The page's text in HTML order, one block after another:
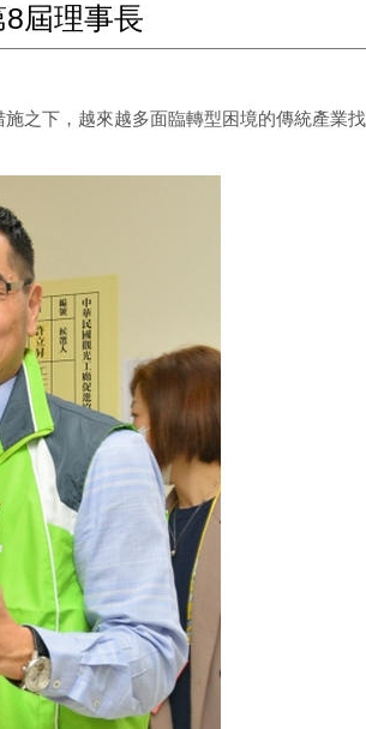
屆理事長
之下，越來越多面臨轉型困境的傳統產業